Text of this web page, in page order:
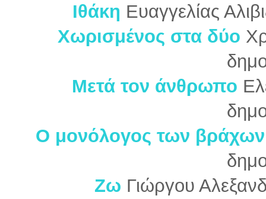
Ιθάκη Ευαγγελίας
Χωρισμένος στα δύο
Μετά τον άνθρωπο
Ο μονόλογος των βράχων
Ζω Γιώργου